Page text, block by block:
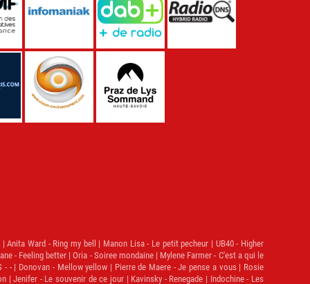
Anita Ward - Ring my bell | Manon Lisa - Le petit pecheur | UB40 - Higher
- Feeling better | Oria - Soiree mondaine | Mylene Farmer - C'est a qui le
- | Donovan - Mellow yellow | Pierre de Maere - Je pense a vous | Rosie
Jenifer - Le souvenir de ce jour | Kavinsky - Renegade | Indochine - Les